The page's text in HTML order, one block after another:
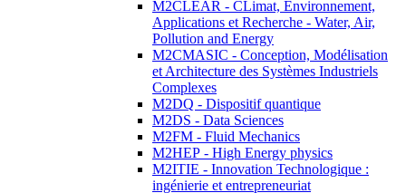
M2CLEAR - CLimat, Environnement,
Applications et Recherche - Water, Air,
Pollution and Energy
M2CMASIC - Conception, Modélisation
et Architecture des Systèmes Industriels
Complexes
M2DQ - Dispositif quantique
M2DS - Data Sciences
M2FM - Fluid Mechanics
M2HEP - High Energy physics
M2ITIE - Innovation Technologique :
ingénierie et entrepreneuriat